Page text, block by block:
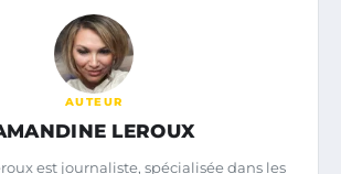
AUTEUR
LEROUX
est journaliste, spécialisée dans les